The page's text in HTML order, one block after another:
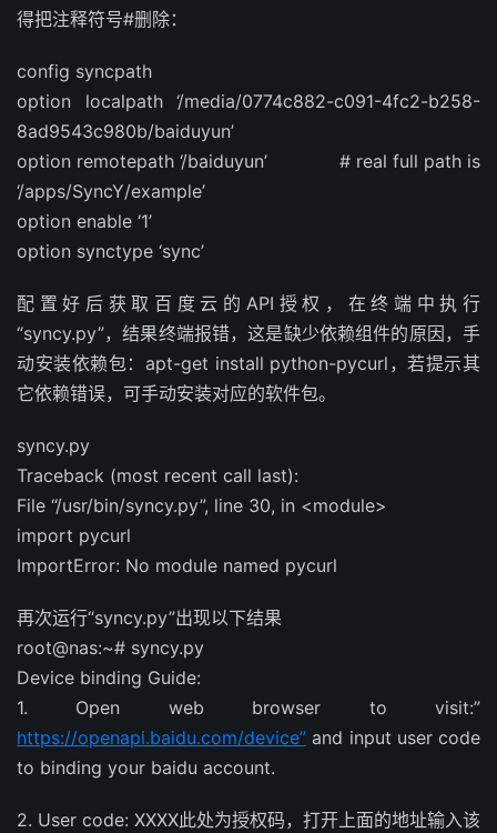
得把注释符号#删除：
config syncpath
option localpath ‘/media/0774c882-c091-4fc2-b258-
8ad9543c980b/baiduyun’
option remotepath ‘/baiduyun’ # real full path is
‘/apps/SyncY/example’
option enable ‘1’
option synctype ‘sync’
配置好后获取百度云的API授权，在终端中执行
“syncy.py”，结果终端报错，这是缺少依赖组件的原因，手
动安装依赖包：apt-get install python-pycurl，若提示其
它依赖错误，可手动安装对应的软件包。
syncy.py
Traceback (most recent call last):
File “/usr/bin/syncy.py”, line 30, in <module>
import pycurl
ImportError: No module named pycurl
再次运行“syncy.py”出现以下结果
root@nas:~# syncy.py
Device binding Guide:
1. Open web browser to visit:”
https://openapi.baidu.com/device” and input user code
to binding your baidu account.
2. User code: XXXX此处为授权码，打开上面的地址输入该